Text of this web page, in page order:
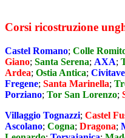
Corsi ricostruzione
Castel Romano; Colle
Giano; Santa Serena; AXA;
Ardea; Ostia Antica;
Fregene; Santa Marinella;
Porziano; Tor San Lorenzo;
Villaggio Tognazzi; Castel
Ascolano; Cogna; Dragona;